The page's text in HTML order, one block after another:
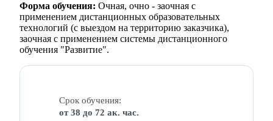
Форма обучения: Очная, очно - заочная с
применением дистанционных образовательных
технологий (с выездом на территорию заказчика),
заочная с применением системы дистанционного
обучения "Развитие".
Срок обучения:
от 38 до 72 ак. час.